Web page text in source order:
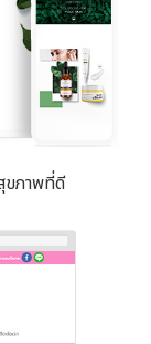
ขภาพที่ดี